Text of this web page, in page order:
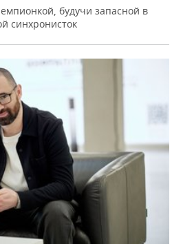
будучи запасной в
синхронисток